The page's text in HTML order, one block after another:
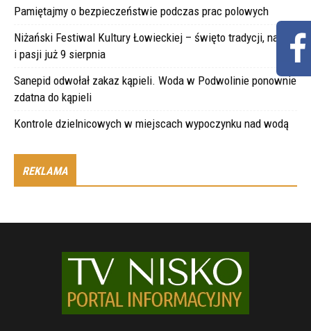
Pamiętajmy o bezpieczeństwie podczas prac polowych
Niżański Festiwal Kultury Łowieckiej – święto tradycji, natury
i pasji już 9 sierpnia
Sanepid odwołał zakaz kąpieli. Woda w Podwolinie ponownie
zdatna do kąpieli
Kontrole dzielnicowych w miejscach wypoczynku nad wodą
REKLAMA